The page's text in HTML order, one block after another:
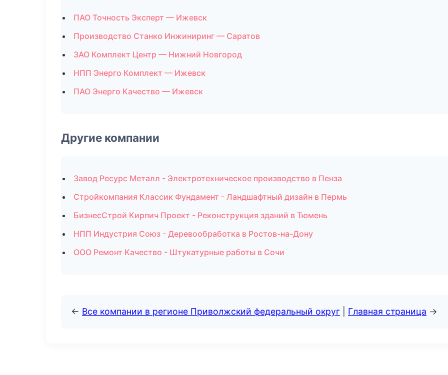
ПАО Точность Эксперт — Ижевск
Производство Станко Инжиниринг — Саратов
ЗАО Комплект Центр — Нижний Новгород
НПП Энерго Комплект — Ижевск
ПАО Энерго Качество — Ижевск
Другие компании
Завод Ресурс Металл - Электротехническое производство в Пенза
Стройкомпания Классик Фундамент - Ландшафтный дизайн в Пермь
БизнесСтрой Кирпич Проект - Реконструкция зданий в Тюмень
НПП Индустрия Союз - Деревообработка в Ростов-на-Дону
ООО Ремонт Качество - Штукатурные работы в Сочи
← Все компании в регионе Приволжский федеральный округ Главная страница →